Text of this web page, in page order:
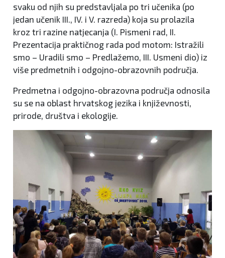
svaku od njih su predstavljala po tri učenika (po
jedan učenik III., IV. i V. razreda) koja su prolazila
kroz tri razine natjecanja (I. Pismeni rad, II.
Prezentacija praktičnog rada pod motom: Istražili
smo – Uradili smo – Predlažemo, III. Usmeni dio) iz
više predmetnih i odgojno-obrazovnih područja.
Predmetna i odgojno-obrazovna područja odnosila
su se na oblast hrvatskog jezika i književnosti,
prirode, društva i ekologije.